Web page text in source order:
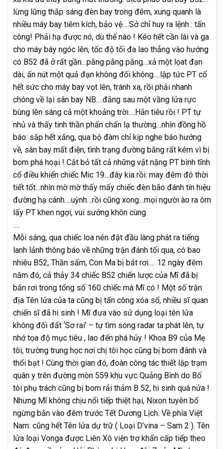
lừng lững thắp sáng đèn bay trong đêm, xung quanh là
nhiều máy bay tiêm kích, bảo vệ….Sở chỉ huy ra lệnh : tấn
công! Phải hạ được nó, dù thế nào ! Kéo hết cần lái và ga
cho máy báy ngóc lên, tốc độ tối đa lao thẳng vào hướng
có B52 đã ở rất gần…pằng pằng pằng…xả một lọat đạn
dài, ấn nút một quả đạn không đối không….lập tức PT cố
hết sức cho máy bay vọt lên, tránh xa, rồi phải nhanh
chóng về lại sân bay NB….đằng sau một vầng lửa rực
bùng lên sáng cả một khoảng trời….Hắn tiêu rồi ! PT tự
nhủ và thấy tinh thần phấn chấn lạ thường…nhìn đồng hồ
báo: sắp hết xăng, qua bộ đàm chỉ kịp nghe báo hướng
về, sân bay mất điện, tình trạng đường băng rất kém vì bị
bom phá hoại ! Cắt bỏ tất cả những vật nặng PT bình tĩnh
cố điều khiển chiếc Mic 19…đây kia rồi: may đêm đó thời
tiết tốt…nhìn mờ mờ thấy mấy chiếc đèn bão đánh tín hiệu
đường hạ cánh….uỳnh…rồi cũng xong…mọi người ào ra ôm
lấy PT khen ngợi, vui sướng khôn cùng
….
Mỗi sáng, qua chiếc loa nén đặt đầu làng phát ra tiếng
lanh lảnh thông báo về những trận đánh tối qua, có bao
nhiêu B52, Thần sấm, Con Ma bị bắt rơi…. 12 ngày đêm
năm đó, cả thảy 34 chiếc B52 chiến lược của Mĩ đã bị
bắn rơi trong tổng số 160 chiếc mà Mĩ có ! Một số trận
địa Tên lửa của ta cũng bị tấn công xóa sổ, nhiều sĩ quan
chiến sĩ đã hi sinh ! Mĩ đưa vào sử dụng loại tên lửa
không đối đất ‘Sơ rai’ – tự tìm sóng radar ta phát lên, tự
nhớ tọa độ mục tiêu , lao đến phá hủy ! Khoa B9 của Mẹ
tôi, trường trung học nơi chị tôi học cũng bị bom đánh và
thổi bạt ! Cùng thời gian đó, đoàn công tác thiết lập trạm
quân y trên đường mòn 559 khu vực Quảng Bình do Bố
tôi phụ trách cũng bị bom rải thảm B 52, hi sinh quá nửa !
Nhưng Mĩ không chịu nổi tiếp thiệt hại, Nixon tuyên bố
ngừng bắn vào đêm trước Tết Dương Lịch. Về phía Việt
Nam: cũng hết Tên lửa dự trữ ( Loại D’vina – Sam 2 ). Tên
lửa loại Vonga được Liên Xô viện trợ khẩn cấp tiếp theo